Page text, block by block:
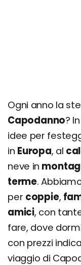
Ogni anno la
Capodanno?
idee per
in Europa, al
neve in
terme.
per coppie,
amici, con
fare, dove
con prezzi
viaggio di